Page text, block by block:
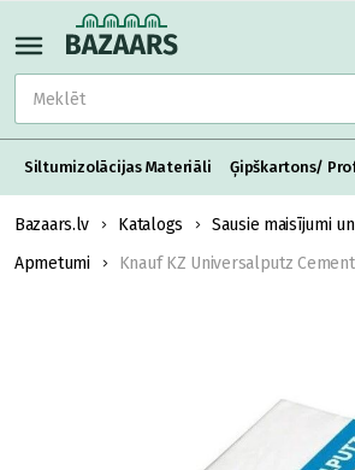
Siltumizolācijas Materiāli Ģipškartons/
Bazaars.lv Katalogs
Sausie maisījumi
Apmetumi
Knauf KZ Universalputz